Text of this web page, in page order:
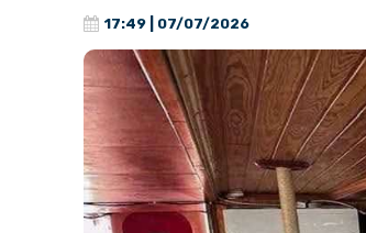
17:49 | 07/07/2026